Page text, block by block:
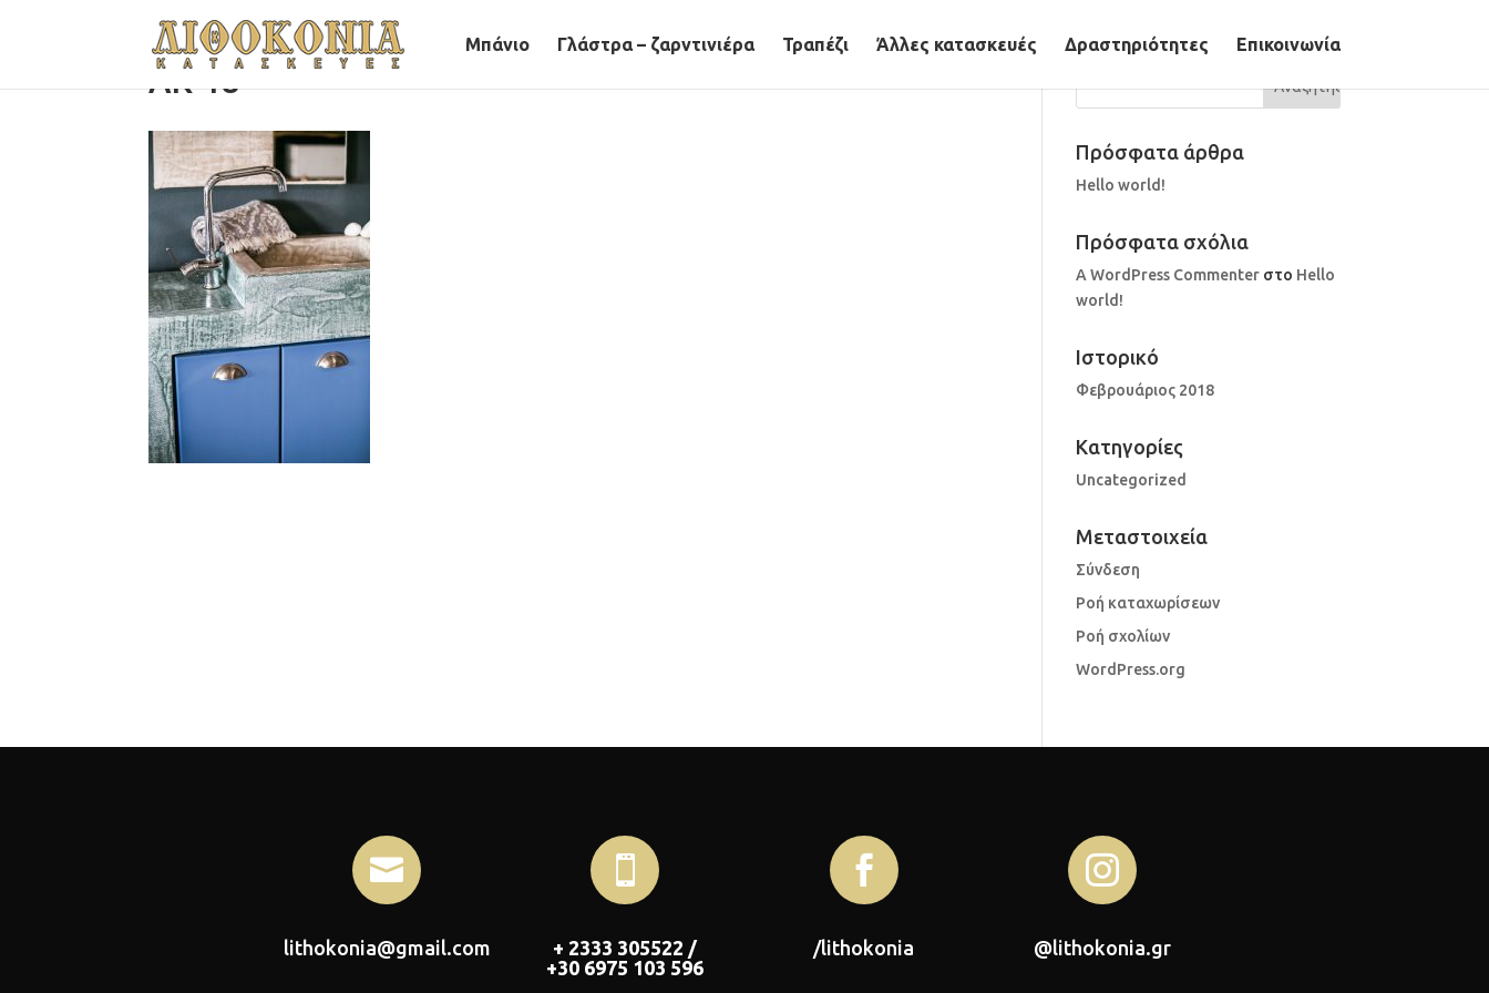
Μπάνιο Γλάστρα – ζαρντινιέρα Τραπέζι Άλλες κατασκευές Δραστηριότητες Επικοινωνία
AK-18
Πρόσφατα άρθρα
Hello world!
Πρόσφατα σχόλια
A WordPress Commenterστο Hello
world!
Ιστορικό
Φεβρουάριος 2018
Kατηγορίες
Uncategorized
Μεταστοιχεία
Σύνδεση
Ροή καταχωρίσεων
Ροή σχολίων
WordPress.org

lithokonia@gmail.com

+ 2333 305522 /
+30 6975 103 596

/lithokonia

@lithokonia.gr